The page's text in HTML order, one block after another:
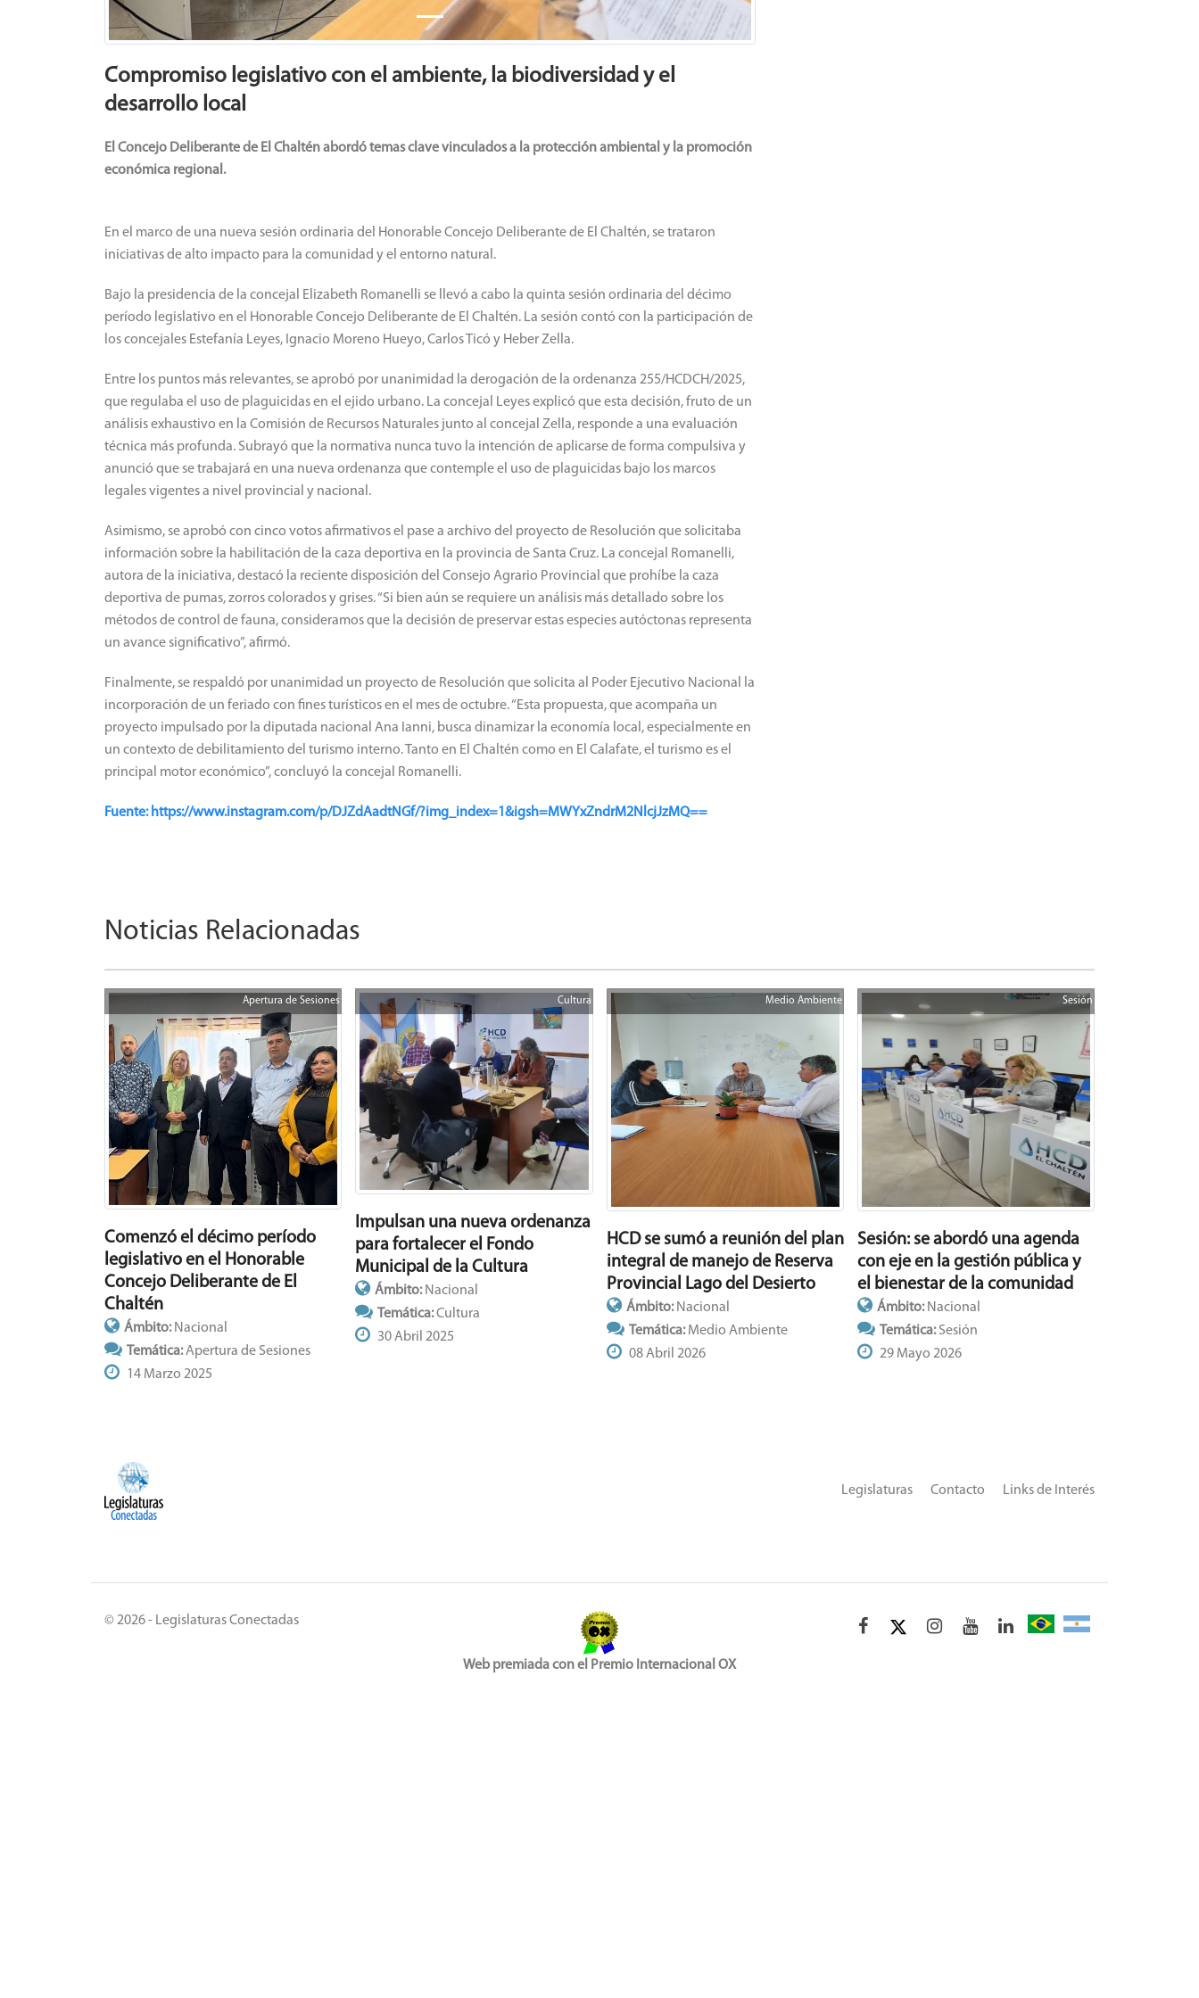
Compromiso legislativo con el ambiente, la biodiversidad y el
desarrollo local
El Concejo Deliberante de El Chaltén abordó temas clave vinculados a la protección ambiental y la promoción
económica regional.
En el marco de una nueva sesión ordinaria del Honorable Concejo Deliberante de El Chaltén, se trataron
iniciativas de alto impacto para la comunidad y el entorno natural.
Bajo la presidencia de la concejal Elizabeth Romanelli se llevó a cabo la quinta sesión ordinaria del décimo
período legislativo en el Honorable Concejo Deliberante de El Chaltén. La sesión contó con la participación de
los concejales Estefanía Leyes, Ignacio Moreno Hueyo, Carlos Ticó y Heber Zella.
Entre los puntos más relevantes, se aprobó por unanimidad la derogación de la ordenanza 255/HCDCH/2025,
que regulaba el uso de plaguicidas en el ejido urbano. La concejal Leyes explicó que esta decisión, fruto de un
análisis exhaustivo en la Comisión de Recursos Naturales junto al concejal Zella, responde a una evaluación
técnica más profunda. Subrayó que la normativa nunca tuvo la intención de aplicarse de forma compulsiva y
anunció que se trabajará en una nueva ordenanza que contemple el uso de plaguicidas bajo los marcos
legales vigentes a nivel provincial y nacional.
Asimismo, se aprobó con cinco votos afirmativos el pase a archivo del proyecto de Resolución que solicitaba
información sobre la habilitación de la caza deportiva en la provincia de Santa Cruz. La concejal Romanelli,
autora de la iniciativa, destacó la reciente disposición del Consejo Agrario Provincial que prohíbe la caza
deportiva de pumas, zorros colorados y grises. “Si bien aún se requiere un análisis más detallado sobre los
métodos de control de fauna, consideramos que la decisión de preservar estas especies autóctonas representa
un avance significativo”, afirmó.
Finalmente, se respaldó por unanimidad un proyecto de Resolución que solicita al Poder Ejecutivo Nacional la
incorporación de un feriado con fines turísticos en el mes de octubre. “Esta propuesta, que acompaña un
proyecto impulsado por la diputada nacional Ana Ianni, busca dinamizar la economía local, especialmente en
un contexto de debilitamiento del turismo interno. Tanto en El Chaltén como en El Calafate, el turismo es el
principal motor económico”, concluyó la concejal Romanelli.
Fuente: https://www.instagram.com/p/DJZdAadtNGf/?img_index=1&igsh=MWYxZndrM2NlcjJzMQ==
Noticias Relacionadas
Apertura de Sesiones
Comenzó el décimo período
legislativo en el Honorable
Concejo Deliberante de El
Chaltén
Ámbito: Nacional
Temática:Apertura de Sesiones
14 Marzo 2025
Cultura
Impulsan una nueva ordenanza
para fortalecer el Fondo
Municipal de la Cultura
Ámbito: Nacional
Temática:Cultura
30 Abril 2025
Medio Ambiente
HCD se sumó a reunión del plan
integral de manejo de Reserva
Provincial Lago del Desierto
Ámbito: Nacional
Temática:Medio Ambiente
08 Abril 2026
Sesión
Sesión: se abordó una agenda
con eje en la gestión pública y
el bienestar de la comunidad
Ámbito: Nacional
Temática:Sesión
29 Mayo 2026
Links de Interés
Contacto
Legislaturas
© 2026 - Legislaturas Conectadas
Web premiada con el Premio Internacional OX